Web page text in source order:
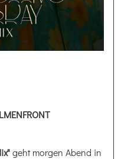
geht morgen Abend in